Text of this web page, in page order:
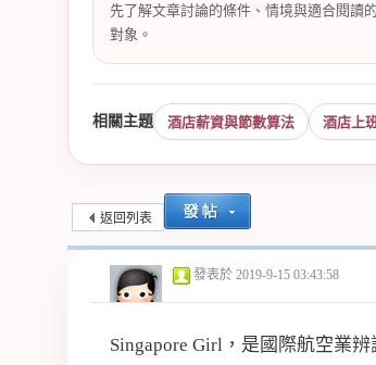
紀
先了解文章討論的條件、情境與適合閱讀的
對象。
相關主題 酒店薪資與節數算法 酒店上
返回列表
發表於 2019-9-15 03:43:58
Singapore Girl，是國際航空業辨